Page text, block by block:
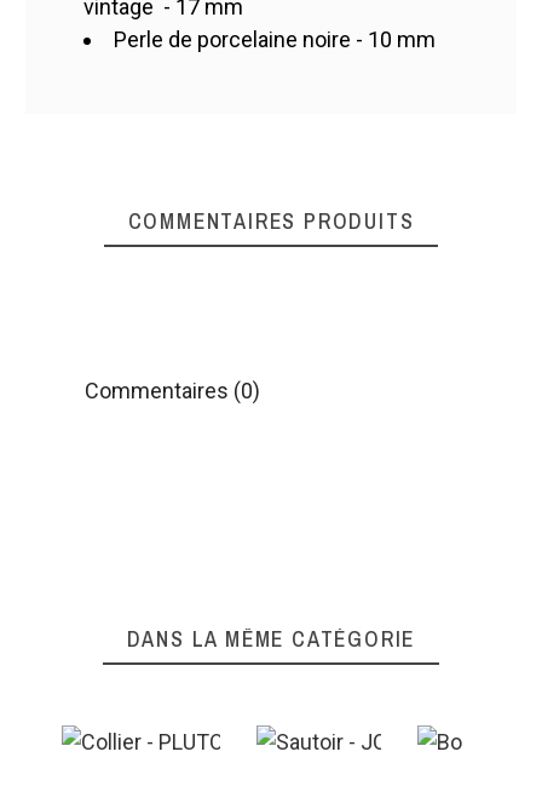
vintage - 17 mm
Perle de porcelaine noire - 10 mm
COMMENTAIRES PRODUITS
Commentaires (0)
DANS LA MÊME CATÉGORIE